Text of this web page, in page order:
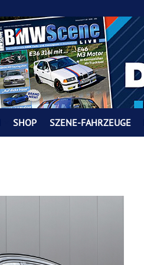
SHOP SZENE-FAHRZEUGE